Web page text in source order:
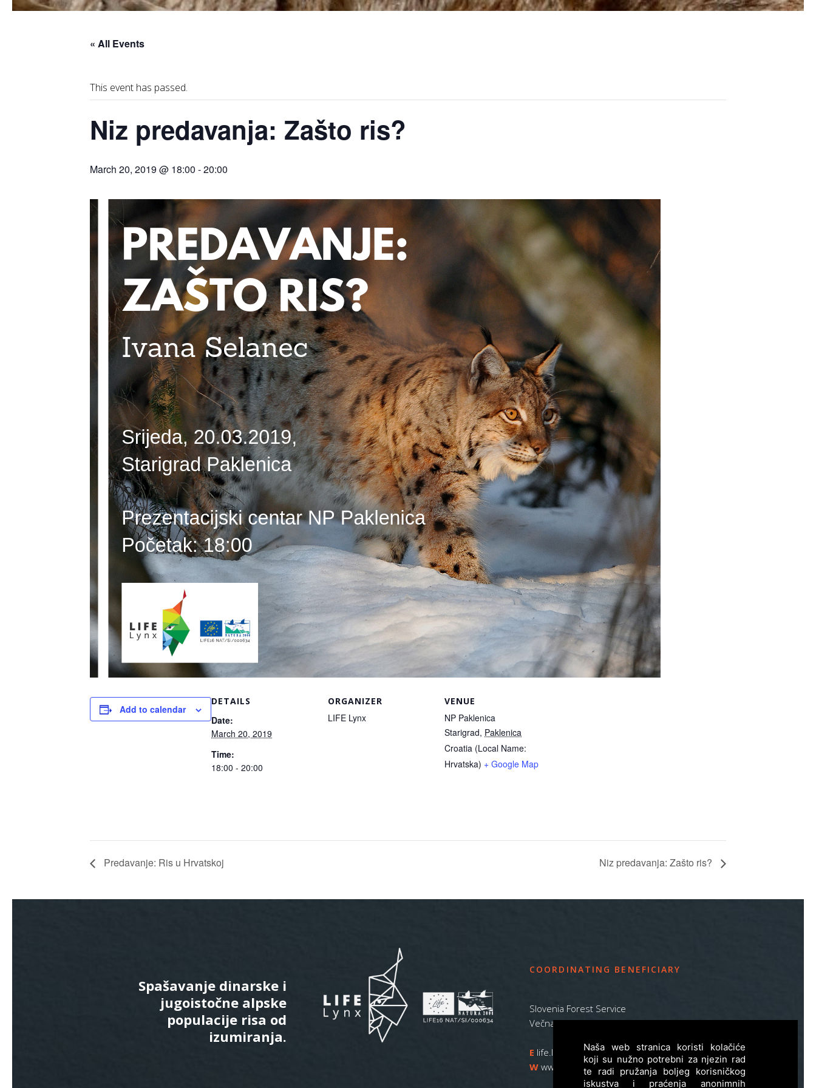
« All Events
This event has passed.
Niz predavanja: Zašto ris?
March 20, 2019 @ 18:00 -20:00
Add to calendar
DETAILS
Date:
March 20, 2019
Time:
18:00 - 20:00
ORGANIZER
LIFE Lynx
VENUE
NP Paklenica
Starigrad, Paklenica
Croatia (Local Name:
Hrvatska) + Google Map
Predavanje: Ris u Hrvatskoj Niz predavanja: Zašto ris?
Spašavanje dinarske i
jugoistočne alpske
populacije risa od
izumiranja.
COORDINATING BENEFICIARY
Slovenia Forest Service
Večna pot 2, SI – 1000 Ljubljana
E life.lynx.eu@gmail.com
W www.zgs.si
Naša web stranica koristi kolačiće
koji su nužno potrebni za njezin rad
te radi pružanja boljeg korisničkog
iskustva i praćenja anonimnih